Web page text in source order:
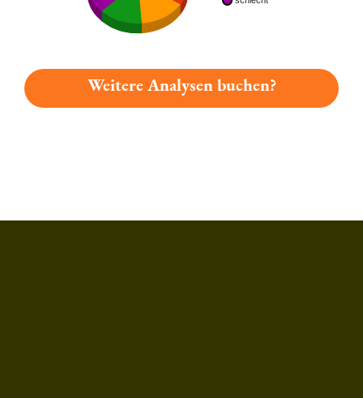
Weitere Analysen buchen?